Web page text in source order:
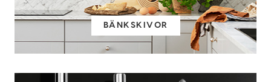
BÄNKSKIVOR